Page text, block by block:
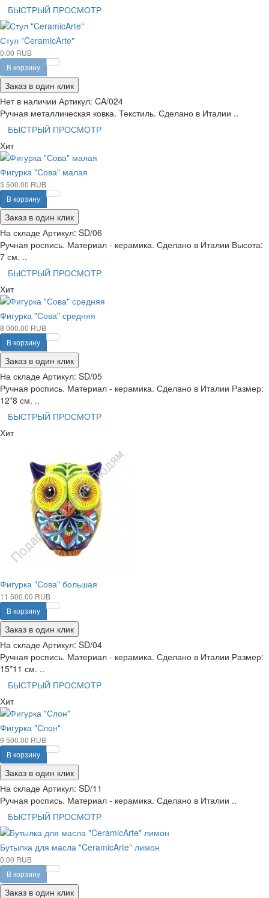
БЫСТРЫЙ ПРОСМОТР
Стул "CeramicArte"
0.00 RUB
В корзину
Заказ в один клик
Нет в наличии Артикул: CA/024
Ручная металлическая ковка. Текстиль. Сделано в Италии ..
БЫСТРЫЙ ПРОСМОТР
Хит
Фигурка "Сова" малая
3 500.00 RUB
В корзину
Заказ в один клик
На складе Артикул: SD/06
Ручная роспись. Материал - керамика. Сделано в Италии Высота:
7 см. ..
БЫСТРЫЙ ПРОСМОТР
Хит
Фигурка "Сова" средняя
8 000.00 RUB
В корзину
Заказ в один клик
На складе Артикул: SD/05
Ручная роспись. Материал - керамика. Сделано в Италии Размер:
12*8 см. ..
БЫСТРЫЙ ПРОСМОТР
Хит
Фигурка "Сова" большая
11 500.00 RUB
В корзину
Заказ в один клик
На складе Артикул: SD/04
Ручная роспись. Материал - керамика. Сделано в Италии Размер:
15*11 см. ..
БЫСТРЫЙ ПРОСМОТР
Хит
Фигурка "Слон"
9 500.00 RUB
В корзину
Заказ в один клик
На складе Артикул: SD/11
Ручная роспись. Материал - керамика. Сделано в Италии ..
БЫСТРЫЙ ПРОСМОТР
Бутылка для масла "CeramicArte" лимон
0.00 RUB
В корзину
Заказ в один клик